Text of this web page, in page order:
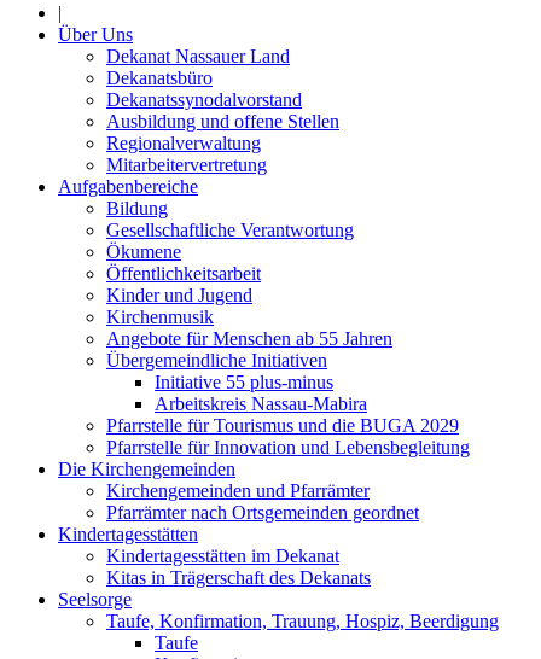
|
Über Uns
Dekanat Nassauer Land
Dekanatsbüro
Dekanatssynodalvorstand
Ausbildung und offene Stellen
Regionalverwaltung
Mitarbeitervertretung
Aufgabenbereiche
Bildung
Gesellschaftliche Verantwortung
Ökumene
Öffentlichkeitsarbeit
Kinder und Jugend
Kirchenmusik
Angebote für Menschen ab 55 Jahren
Übergemeindliche Initiativen
Initiative 55 plus-minus
Arbeitskreis Nassau-Mabira
Pfarrstelle für Tourismus und die BUGA 2029
Pfarrstelle für Innovation und Lebensbegleitung
Die Kirchengemeinden
Kirchengemeinden und Pfarrämter
Pfarrämter nach Ortsgemeinden geordnet
Kindertagesstätten
Kindertagesstätten im Dekanat
Kitas in Trägerschaft des Dekanats
Seelsorge
Taufe, Konfirmation, Trauung, Hospiz, Beerdigung
Taufe